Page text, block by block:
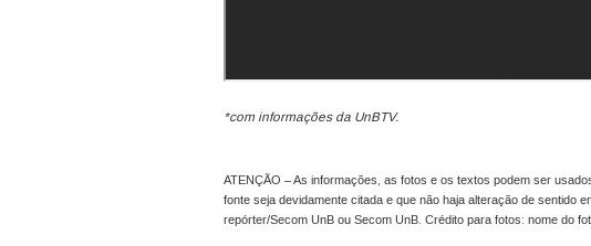
*com informações da UnBTV.
ATENÇÃO – As informações, as fotos e os textos podem ser
fonte seja devidamente citada e que não haja alteração de sentido
repórter/Secom UnB ou Secom UnB. Crédito para fotos: nome do